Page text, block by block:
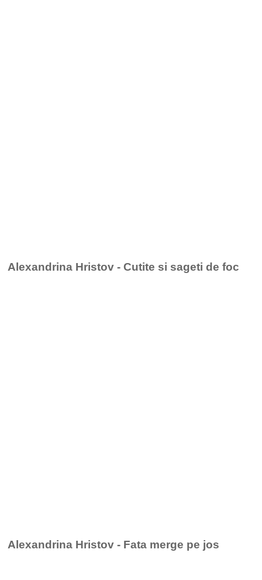
Alexandrina Hristov - Cutite si sageti de foc
Alexandrina Hristov - Fata merge pe jos